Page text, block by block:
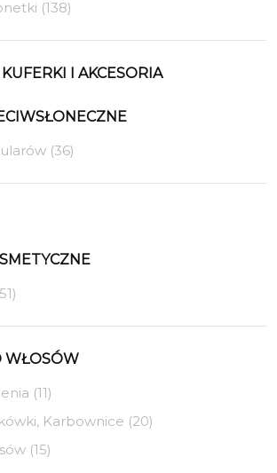
(138)
I AKCESORIA
(36)
WŁOSÓW
(11)
Karbownice (20)
(15)